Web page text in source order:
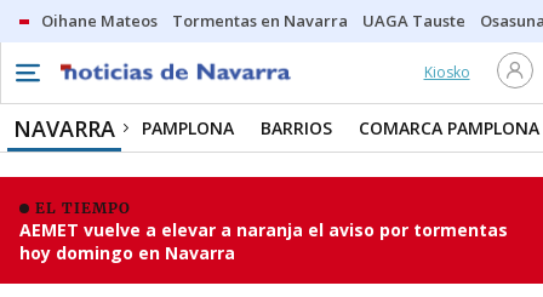
Oihane Mateos Tormentas en Navarra UAGA Tauste
Kiosko
NAVARRA PAMPLONA BARRIOS COMARCA PAMPLONA
EL TIEMPO
AEMET vuelve a elevar a naranja el aviso por tormentas
hoy domingo en Navarra